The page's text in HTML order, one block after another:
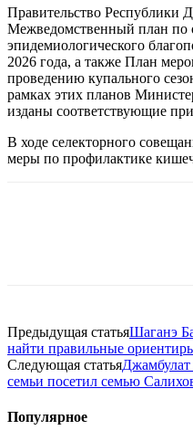
Правительство Республики
Межведомственный план по
эпидемиологического
2026 года, а также План
проведению купального
рамках этих планов
изданы соответствующие
В ходе селекторного
меры по профилактике
Предыдущая статьяШаганэ
найти правильные
Следующая статья
семьи посетил семью
Популярное